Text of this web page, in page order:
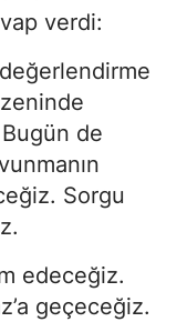
verdi:
de
Sorgu
edeceğiz.
geçeceğiz.